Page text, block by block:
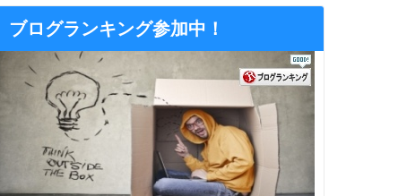
ブログランキング参加中！